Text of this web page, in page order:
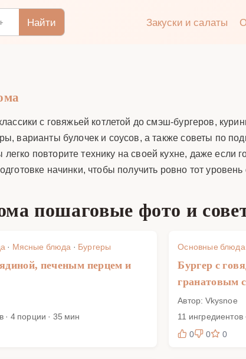
Найти Закуски и салаты
с говяжьей котлетой до смэш-бургеров,
варианты булочек и соусов, а также советы по
повторите технику на своей кухне, даже если
начинки, чтобы получить ровно тот
пошаговые фото и
· Мясные блюда · Бургеры
печеным перцем и
· 4 порции · 35 мин
Основные блюда
Бургер с
гранатовым
Автор: Vkysnoe
11
0
0 0